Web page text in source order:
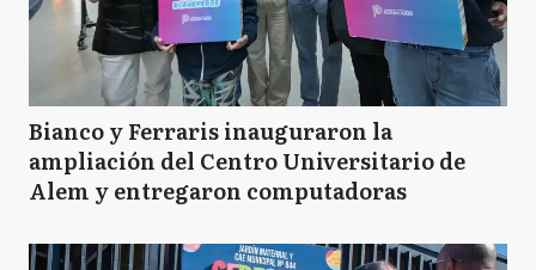
Bianco y Ferraris inauguraron la
ampliación del Centro Universitario de
Alem y entregaron computadoras